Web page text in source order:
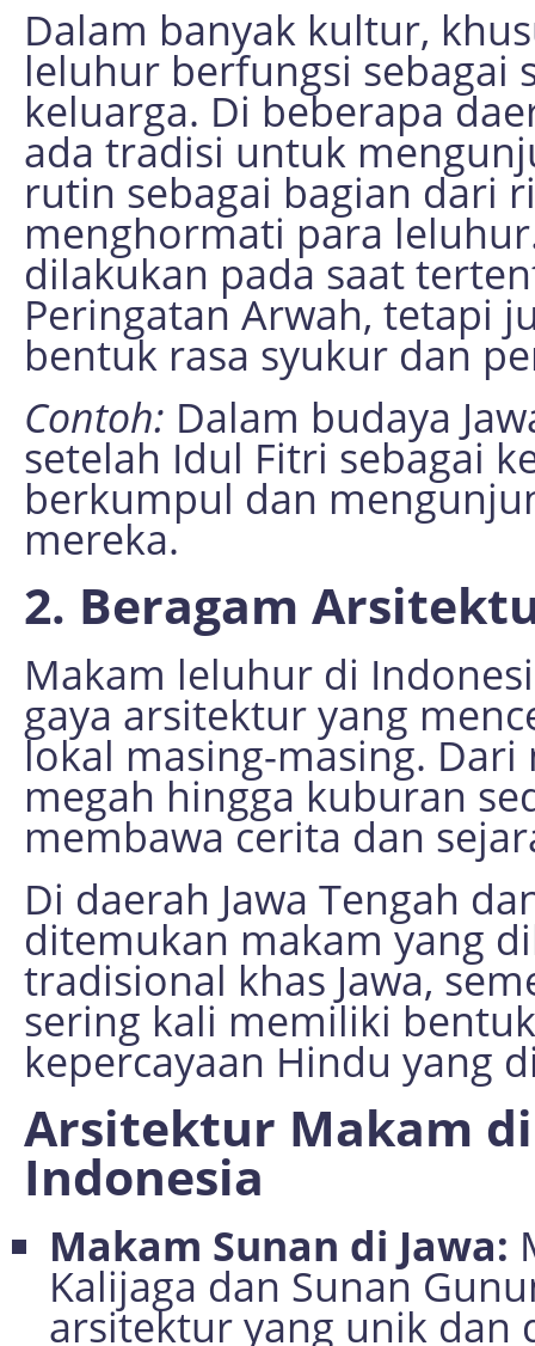
Dalam banyak kultur,
leluhur berfungsi sebagai
keluarga. Di beberapa
ada tradisi untuk
rutin sebagai bagian dari
menghormati para
dilakukan pada saat
Peringatan Arwah, tetapi
bentuk rasa syukur dan
Contoh: Dalam budaya
setelah Idul Fitri sebagai
berkumpul dan
mereka.
2. Beragam
Makam leluhur di
gaya arsitektur yang
lokal masing-masing.
megah hingga kuburan
membawa cerita dan
Di daerah Jawa Tengah
ditemukan makam yang
tradisional khas Jawa,
sering kali memiliki
kepercayaan Hindu yang
Arsitektur Makam
Indonesia
Makam Sunan di Jawa:
Kalijaga dan Sunan
arsitektur yang unik dan